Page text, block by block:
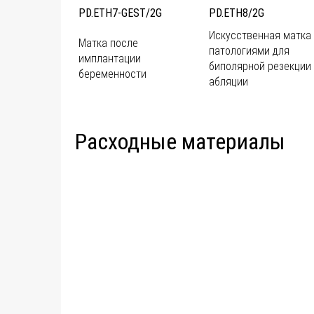
PD.ETH7-GEST/2G PD.ETH8/2G
Матка после
имплантации
беременности
Искусственная матка
патологиями для
биполярной резекции
абляции
Расходные материалы